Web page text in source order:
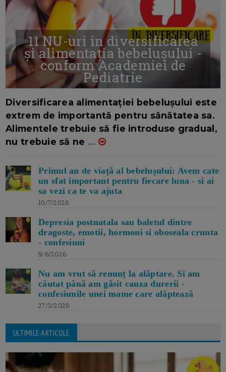
11 NU-uri in diversificarea
și alimentația bebelușului -
conform Academiei de
Pediatrie
Diversificarea alimentației bebelușului este
extrem de importantă pentru sănătatea sa.
Alimentele trebuie să fie introduse gradual,
nu trebuie să ne ...
Primul an de viață al bebelușului: Avem cate
un sfat important pentru fiecare luna - si ai
sa vezi ca te va ajuta
10/7/2026
Depresia postnatala sau baletul dintre
dragoste, emotii, hormoni si oboseala crunta
- confesiuni
9/6/2026
Nu am vrut să renunț la alăptare. Si am
căutat până am găsit cauza durerii -
confesiunile unei mame care alăptează
27/3/2026
ULTIMILE ARTICOLE